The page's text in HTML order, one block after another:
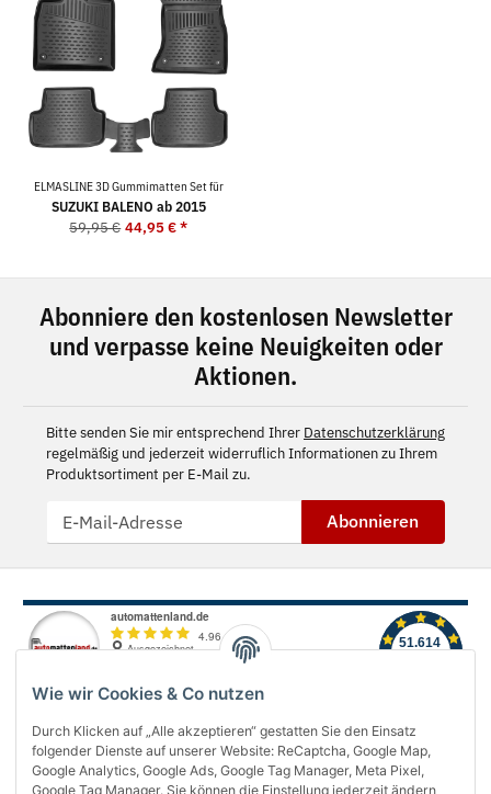
Wie wir Cookies & Co nutzen
Durch Klicken auf „Alle akzeptieren“ gestatten Sie den Einsatz
folgender Dienste auf unserer Website: ReCaptcha, Google Map,
Google Analytics, Google Ads, Google Tag Manager, Meta Pixel,
Google Tag Manager. Sie können die Einstellung jederzeit ändern
ELMASLINE 3D Gummimatten Set für
SUZUKI BALENO ab 2015
59,95 € 44,95 €*
Abonniere den kostenlosen Newsletter
und verpasse keine Neuigkeiten oder
Aktionen.
Bitte senden Sie mir entsprechend Ihrer Datenschutzerklärung
regelmäßig und jederzeit widerruflich Informationen zu Ihrem
Produktsortiment per E-Mail zu.
Abonnieren
Über uns